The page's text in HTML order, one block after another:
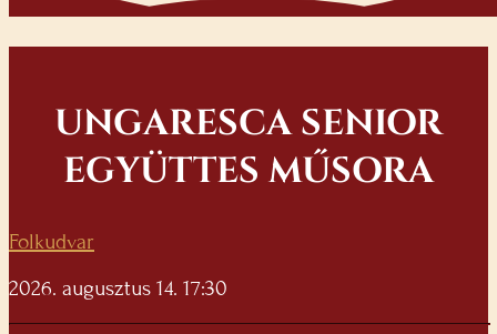
UNGARESCA SENIOR
EGYÜTTES MŰSORA
Folkudvar
2026. augusztus 14. 17:30